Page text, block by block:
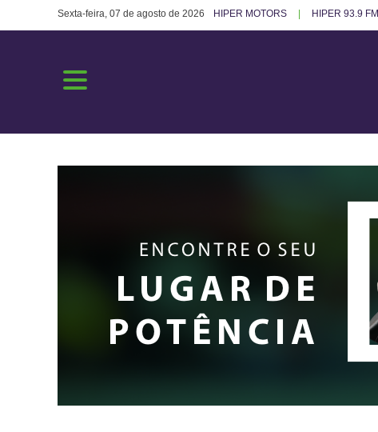
Sexta-feira, 07 de agosto de 2026 HIPER MOTORS HIPER 93.9 FM